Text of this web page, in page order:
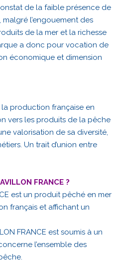
de la faible présence de
malgré l’engouement des
de la mer et la richesse
a donc pour vocation de
économique et dimension
la production française en
vers les produits de la pêche
valorisation de sa diversité,
Un trait d’union entre
FRANCE ?
est un produit pêché en mer
français et affichant un
FRANCE est soumis à un
l’ensemble des